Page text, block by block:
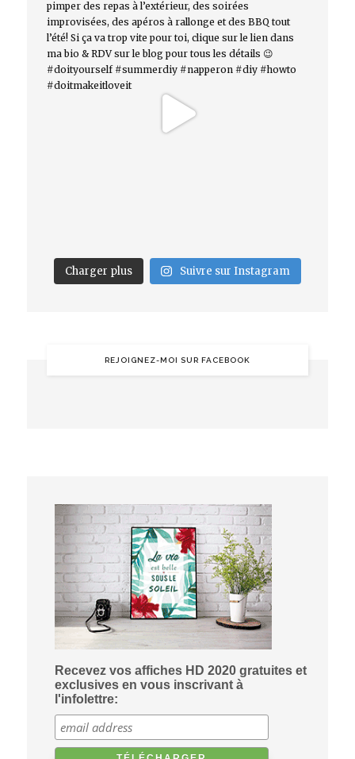
Charger plus Suivre sur Instagram
REJOIGNEZ-MOI SUR FACEBOOK
Recevez vos affiches HD 2020 gratuites et
exclusives en vous inscrivant à
l'infolettre: